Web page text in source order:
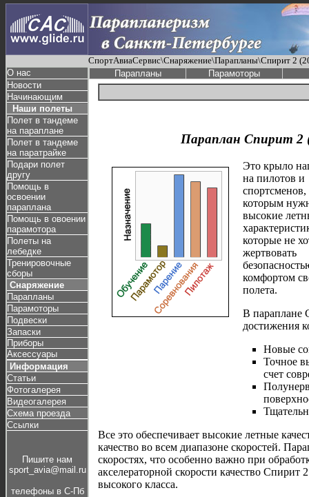
СпортАвиаСервис\Снаряжение\Парапланы\Спирит 2
О нас
Новости
Начинающим
Наши полеты
Полет в тандеме
на параплане
Полет в тандеме
на паратрайке
Подари полет
другу
Помощь в
освоении
параплана
Помощь в овоении
парамотора
Полеты на
лебедке
Тренировочные
сборы
Снаряжение
Парапланы
Парамоторы
Подвески
Запаски
Приборы
Аксессуары
Информация
Статьи
Фотогалерея
Видеогалерея
Схема проезда
Ссылки
Пишите нам
sport_avia@mail.ru
телефоны в С-Пб
Парапланы Парамоторы
Параплан Спирит 2
Это крыло
на пилотов и
спортсменов,
которым
высокие
которые не
жертвовать
комфортом
полета.
В параплане
достижения
Новые
Точное
счет
Все это обеспечивает высокие летные
качество во всем диапазоне скоростей.
скоростях, что особенно важно при
акселераторной скорости качество Спирит
высокого класса.